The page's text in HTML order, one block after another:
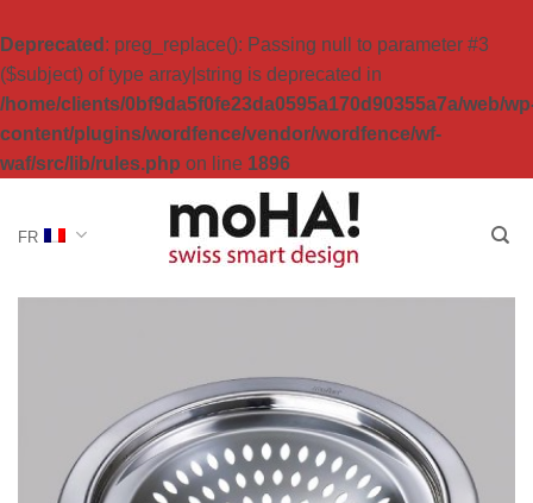
Deprecated : preg_replace(): Passing null to parameter #3
($subject) of type array|string is deprecated in
/home/clients/0bf9da5f0fe23da0595a170d90355a7a/web/
content/plugins/wordfence/vendor/wordfence/wf-
waf/src/lib/rules.php on line 1896
FR